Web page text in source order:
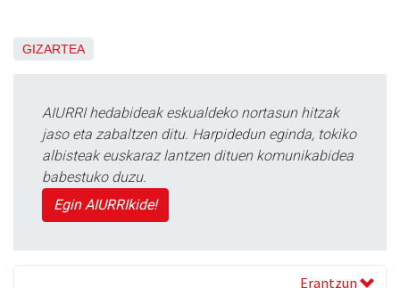
GIZARTEA
AIURRI hedabideak eskualdeko nortasun hitzak
jaso eta zabaltzen ditu. Harpidedun eginda, tokiko
albisteak euskaraz lantzen dituen komunikabidea
babestuko duzu.
Egin AIURRIkide!
Erantzun